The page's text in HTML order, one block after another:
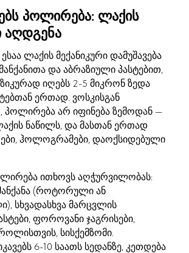
პოლირება: ლაქის
აღდგენა
ლაქის მექანიკური დამუშავება
და აბრაზიული პასტებით,
იღებს 2-5 მიკრონ ზედა
ერთად. ვოსკისგან
პოლირება არ იფინება ზემოდან —
ნაწილს, და მასთან ერთად
ჰოლოგრამები, დაოქსიდებული
ითხოვს აღჭურვილობას:
(როტორული ან
სხვადასხვა მარცვლის
ფოროვანი ჯაგრისები,
სისქემზომი.
6-10 საათს სედანზე, კეთდება